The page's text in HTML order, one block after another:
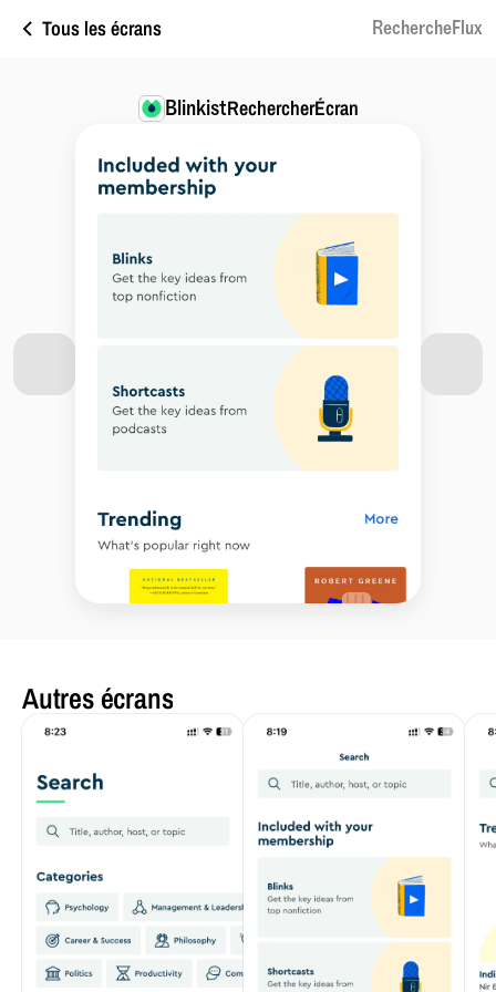
Tous les écrans RechercheFlux
BlinkistRechercherÉcran
Autres écrans